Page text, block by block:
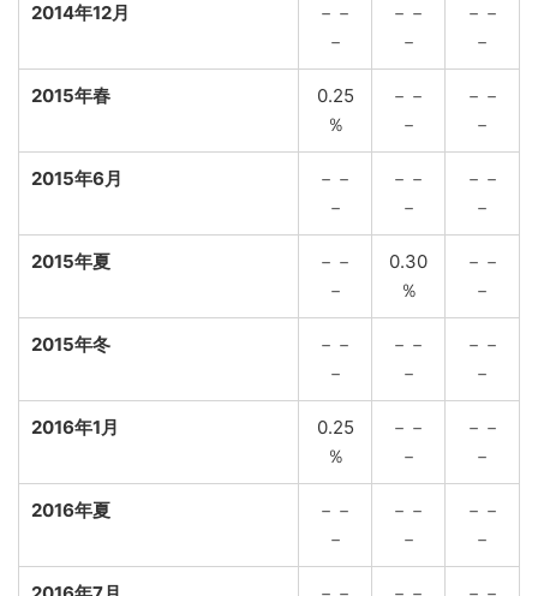
2014年12月
－－
－
－－
－
－－
－
2015年春
0.25
％
－－
－
－－
－
2015年6月
－－
－
－－
－
－－
－
2015年夏
－－
－
0.30
％
－－
－
2015年冬
－－
－
－－
－
－－
－
2016年1月
0.25
％
－－
－
－－
－
2016年夏
－－
－
－－
－
－－
－